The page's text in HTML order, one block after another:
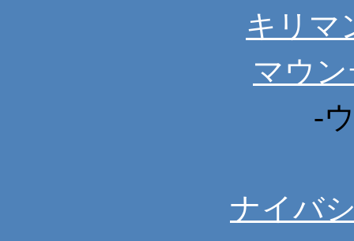
キリマ
マウ
-
ナイバ